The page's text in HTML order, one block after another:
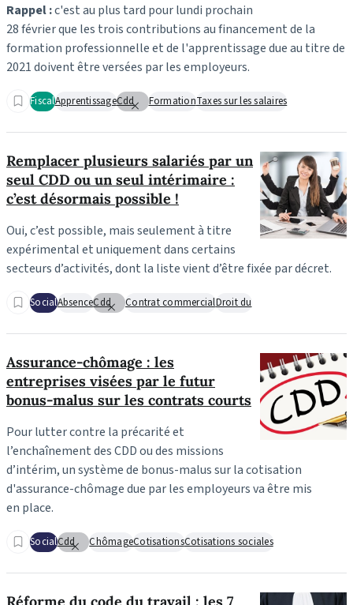
Rappel :c'est au plus tard pour lundi prochain
28 février que les trois contributions au financement de la
formation professionnelle et de l'apprentissage due au titre de
2021 doivent être versées par les employeurs.
FiscalApprentissageCdd FormationTaxes sur les salaires
Remplacer plusieurs salariés par un
seul CDD ou un seul intérimaire :
c’est désormais possible !
Oui, c’est possible, mais seulement à titre
expérimental et uniquement dans certains
secteurs d’activités, dont la liste vient d’être fixée par décret.
SocialAbsenceCdd Contrat commercialDroit du
Assurance-chômage : les
entreprises visées par le futur
bonus-malus sur les contrats courts
Pour lutter contre la précarité et
l’enchaînement des CDD ou des missions
d’intérim, un système de bonus-malus sur la cotisation
d'assurance-chômage due par les employeurs va être mis
en place.
SocialCdd ChômageCotisationsCotisations sociales